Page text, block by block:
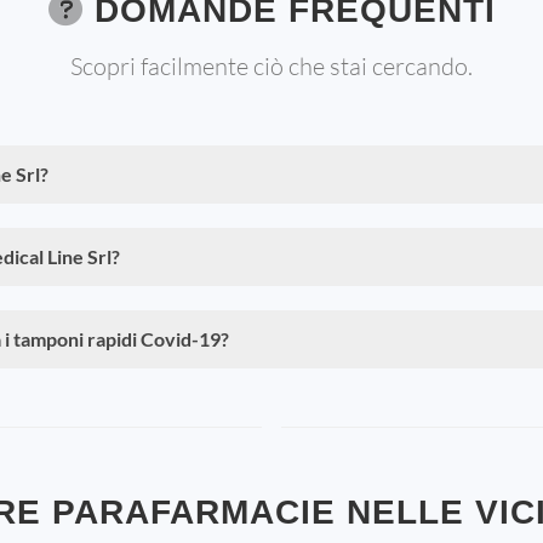
DOMANDE FREQUENTI
Scopri facilmente ciò che stai cercando.
Srl?
Line Srl?
tamponi rapidi Covid-19?
PARAFARMACIE NELLE